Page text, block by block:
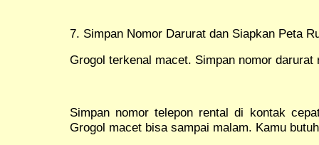
7. Simpan Nomor Darurat dan Siapkan Peta
Grogol terkenal macet. Simpan nomor
Simpan nomor telepon rental di kontak
Grogol macet bisa sampai malam. Kamu